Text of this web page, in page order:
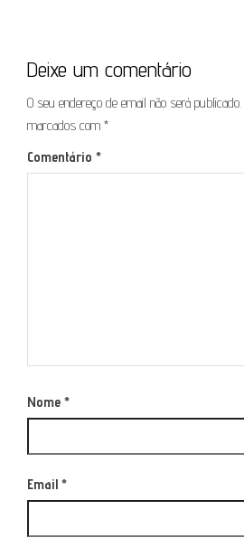
Deixe um comentário
O seu endereço de email não será publicado.
marcados com *
Comentário *
Nome *
Email *